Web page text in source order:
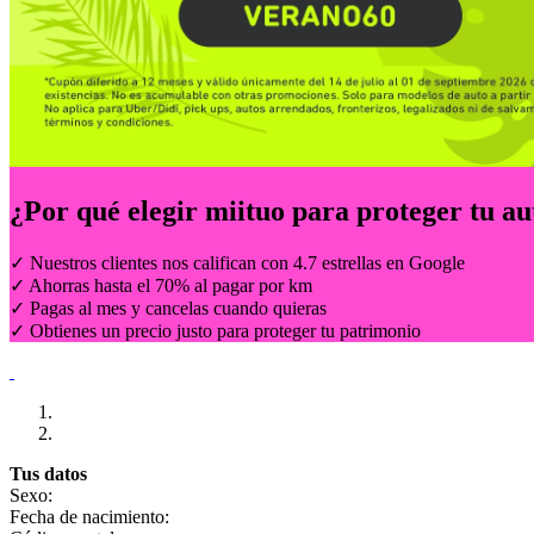
¿Por qué elegir miituo para proteger tu
✓ Nuestros clientes nos califican con 4.7 estrellas en Google
✓ Ahorras hasta el 70% al pagar por km
✓ Pagas al mes y cancelas cuando quieras
✓ Obtienes un precio justo para proteger tu patrimonio
Tus datos
Sexo:
Fecha de nacimiento: